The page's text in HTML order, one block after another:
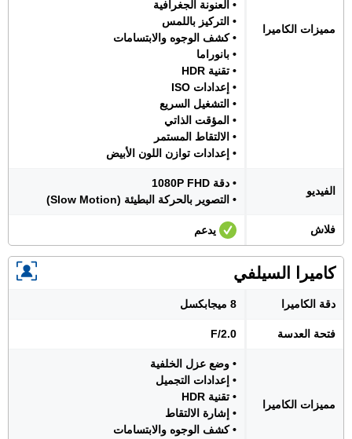
مميزات الكاميرا
• العنونة الجغرافية
• التركيز باللمس
• كشف الوجوه والابتسامات
• بانوراما
• تقنية HDR
• إعدادات ISO
• التشغيل السريع
• المؤقت الذاتي
• الالتقاط المستمر
• إعدادات توازن اللون الأبيض
الفيديو
• دقة 1080P FHD
• التصوير بالحركة البطيئة (Slow Motion)
فلاش يدعم
كاميرا السيلفي
دقة الكاميرا 8 ميجابكسل
فتحة العدسة F/2.0
مميزات الكاميرا
• وضع عزل الخلفية
• إعدادات التجميل
• تقنية HDR
• إشارة الالتقاط
• كشف الوجوه والابتسامات